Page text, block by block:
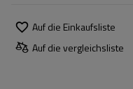
Auf die Einkaufsliste
Auf die vergleichsliste